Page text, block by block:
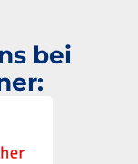
bei